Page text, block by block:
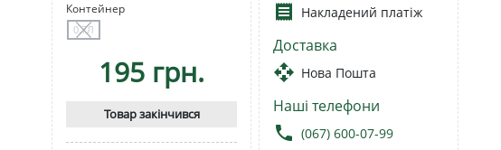
Контейнер
0.7Л
195 грн.
Товар закінчився
receipt Накладений платіж
Доставка
open_with Нова Пошта
Наші телефони
local_phone (067) 600-07-99